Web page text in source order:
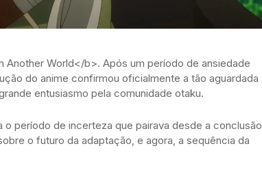
World</b>. Após um período de ansiedade
do anime confirmou oficialmente a tão aguardada
entusiasmo pela comunidade otaku.
período de incerteza que pairava desde a conclusão
o futuro da adaptação, e agora, a sequência da